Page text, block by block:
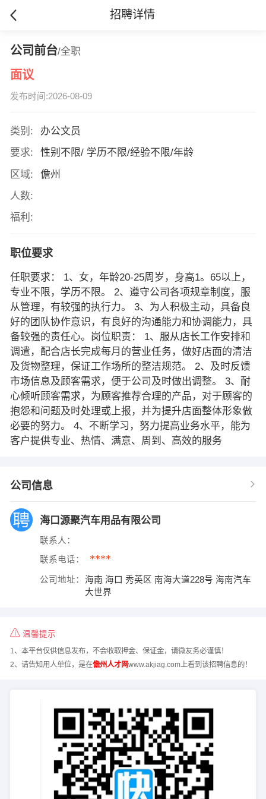
招聘详情
公司前台/全职
面议
发布时间:2026-08-09
类别:
办公文员
要求:
性别不限/ 学历不限/经验不限/年龄
区域:
儋州
人数:
福利:
职位要求
任职要求： 1、女，年龄20-25周岁，身高1。65以上，
专业不限，学历不限。 2、遵守公司各项规章制度，服
从管理，有较强的执行力。 3、为人积极主动，具备良
好的团队协作意识，有良好的沟通能力和协调能力，具
备较强的责任心。岗位职责： 1、服从店长工作安排和
调遣，配合店长完成每月的营业任务，做好店面的清洁
及货物整理，保证工作场所的整洁规范。 2、及时反馈
市场信息及顾客需求，便于公司及时做出调整。 3、耐
心倾听顾客需求，为顾客推荐合理的产品，对于顾客的
抱怨和问题及时处理或上报，并为提升店面整体形象做
必要的努力。 4、不断学习，努力提高业务水平，能为
客户提供专业、热情、满意、周到、高效的服务
公司信息
海口源聚汽车用品有限公司
联系人：
联系电话： ****
公司地址：
海南 海口 秀英区 南海大道228号 海南汽车
大世界
温馨提示
1、本平台仅供信息发布，不会收取押金、保证金，请微友务必谨慎！
2、请告知用人单位，是在儋州人才网www.akjiag.com上看到该招聘信息的！